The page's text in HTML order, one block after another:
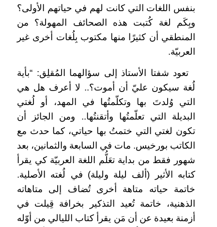
بنفس اللغات التي كانت لهم في حياتهم الأولى؟
وبِكَم لغة كُتبت هذه الصحائف المهولة؟ من
المنطقي أن كثيرًا منها مكتوب بِلُغات أخرى غير
العربيّة.
تعود شفتا الأستاذ إلى سؤالهما المُقلِق: “بأية
لُغة سيكون عليّ أن أموت؟.. لا أعرف هل هي
التي وُلدتَ بها وتكلّمتُها في المهد، أو لُغتي
البديلة التي تعلّمتُها وأتقنتُها.. ومن الجائز أن
تكون لغتي التي ختمتُ بها حياتي، كما حدث مع
الكاتب بورخيس. مات في السابعة والثمانين، بعد
شهور فقط من بداية تعَلُّم اللغة العربيّة كي يقرأ
كتابه الأثير (ألف ليلة وليلة) في لُغته الأصلية.
خاتمة حياته متاهة أخرى تُضاف إلى متاهاته
الذهنية، خاتمة تُعيد التذكير بخرافة قِيلت في
أزمنة بعيدة عن أن مَن يقرأ كتاب الليالي من أوّله